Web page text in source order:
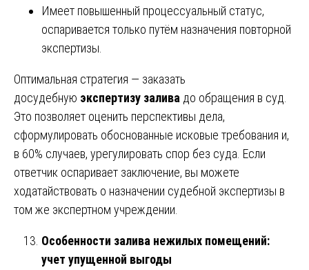
Имеет повышенный процессуальный статус,
оспаривается только путём назначения повторной
экспертизы.
Оптимальная стратегия — заказать
досудебную экспертизу залива до обращения в суд.
Это позволяет оценить перспективы дела,
сформулировать обоснованные исковые требования и,
в 60% случаев, урегулировать спор без суда. Если
ответчик оспаривает заключение, вы можете
ходатайствовать о назначении судебной экспертизы в
том же экспертном учреждении.
Особенности залива нежилых помещений:
учет упущенной выгоды